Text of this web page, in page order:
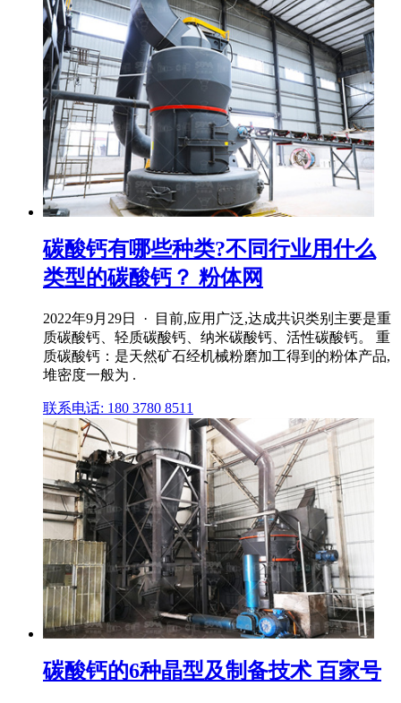
碳酸钙有哪些种类?不同行业用什么
类型的碳酸钙？ 粉体网
2022年9月29日 · 目前,应用广泛,达成共识类别主要是重
质碳酸钙、轻质碳酸钙、纳米碳酸钙、活性碳酸钙。 重
质碳酸钙：是天然矿石经机械粉磨加工得到的粉体产品,
堆密度一般为 .
联系电话: 180 3780 8511
碳酸钙的6种晶型及制备技术 百家号